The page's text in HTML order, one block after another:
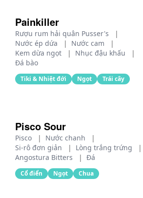
Painkiller
Rượu rum hải quân Pusser's
|
Nước ép dứa
| Nước cam
|
Kem dừa ngọt
| Nhục đậu khấu
|
Đá bào
Tiki & Nhiệt đới Ngọt Trái cây
Pisco Sour
Pisco | Nước chanh
|
Si-rô đơn giản
| Lòng trắng trứng
|
Angostura Bitters
| Đá
Cổ điển Ngọt Chua